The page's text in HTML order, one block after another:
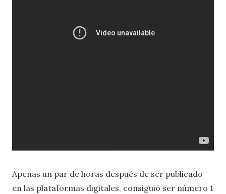
Apenas un par de horas después de ser publicado
en las plataformas digitales, consiguió ser número 1